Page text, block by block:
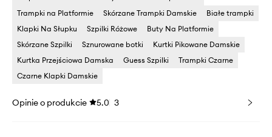
Trampki na Platformie
Skórzane Trampki Damskie
Białe trampki
Klapki Na Słupku
Szpilki Różowe
Buty Na Platformie
Skórzane Szpilki
Sznurowane botki
Kurtki Pikowane Damskie
Kurtka Przejściowa Damska
Guess Szpilki
Trampki Czarne
Czarne Klapki Damskie
Opinie o produkcie 5.0 3